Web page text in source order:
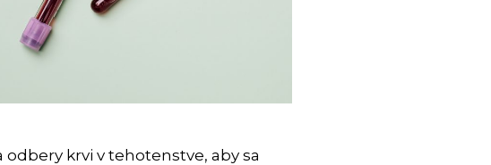
odbery krvi v tehotenstve, aby sa